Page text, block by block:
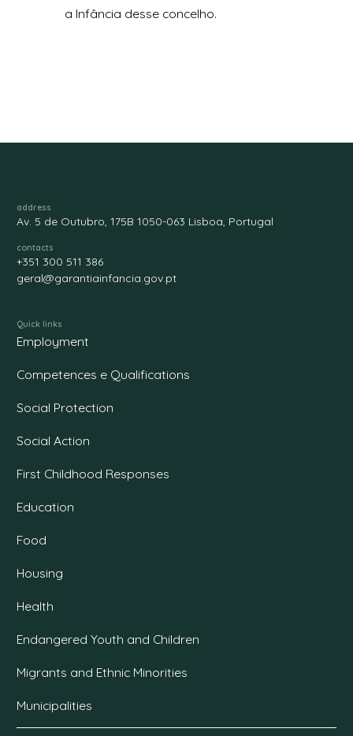
a Infância desse concelho.
address
Av. 5 de Outubro, 175B 1050-063 Lisboa, Portugal
contacts
+351 300 511 386
geral@garantiainfancia.gov.pt
Quick links
Employment
Competences e Qualifications
Social Protection
Social Action
First Childhood Responses
Education
Food
Housing
Health
Endangered Youth and Children
Migrants and Ethnic Minorities
Municipalities